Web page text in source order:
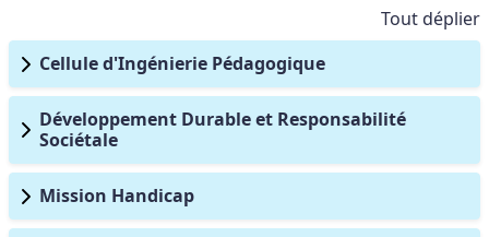
Tout déplier
Cellule d'Ingénierie Pédagogique
Développement Durable et Responsabilité
Sociétale
Mission Handicap